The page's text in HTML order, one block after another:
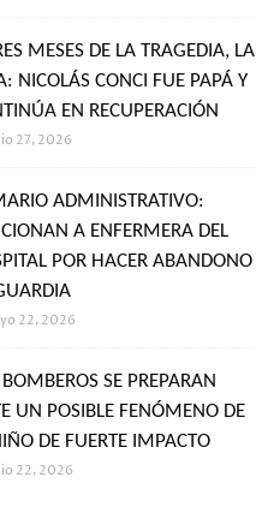
MESES DE LA TRAGEDIA, LA
NICOLÁS CONCI FUE PAPÁ Y
EN RECUPERACIÓN
27, 2026
ADMINISTRATIVO:
A ENFERMERA DEL
POR HACER ABANDONO
22, 2026
BOMBEROS SE PREPARAN
UN POSIBLE FENÓMENO DE
DE FUERTE IMPACTO
22, 2026